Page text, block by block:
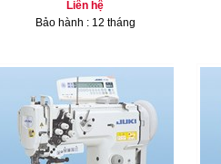
Liên hệ
Bảo hành : 12 tháng